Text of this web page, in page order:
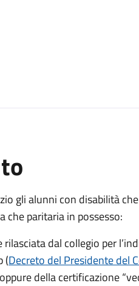
gli alunni con disabilità
che paritaria in possesso:
dal collegio per
(Decreto del Presidente del
della certificazione